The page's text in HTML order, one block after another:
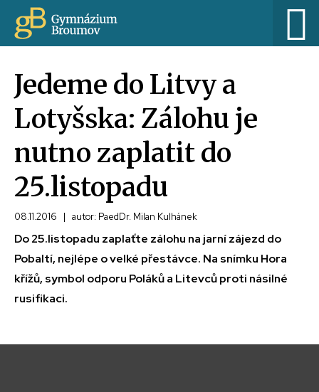
Jedeme do Litvy a
Lotyšska: Zálohu je
nutno zaplatit do
25.listopadu
08.11.2016 | autor: PaedDr. Milan Kulhánek
Do 25.listopadu zaplaťte zálohu na jarní zájezd do
Pobaltí, nejlépe o velké přestávce. Na snímku Hora
křížů, symbol odporu Poláků a Litevců proti násilné
rusifikaci.